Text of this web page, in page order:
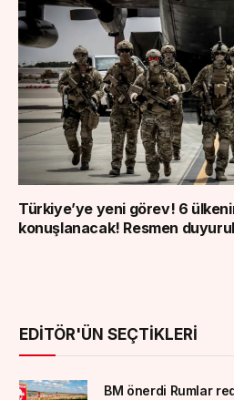
Türkiye’ye yeni görev! 6
konuşlanacak! Resmen
EDITÖR'ÜN SEÇTIKLERI
BM önerdi Rumlar